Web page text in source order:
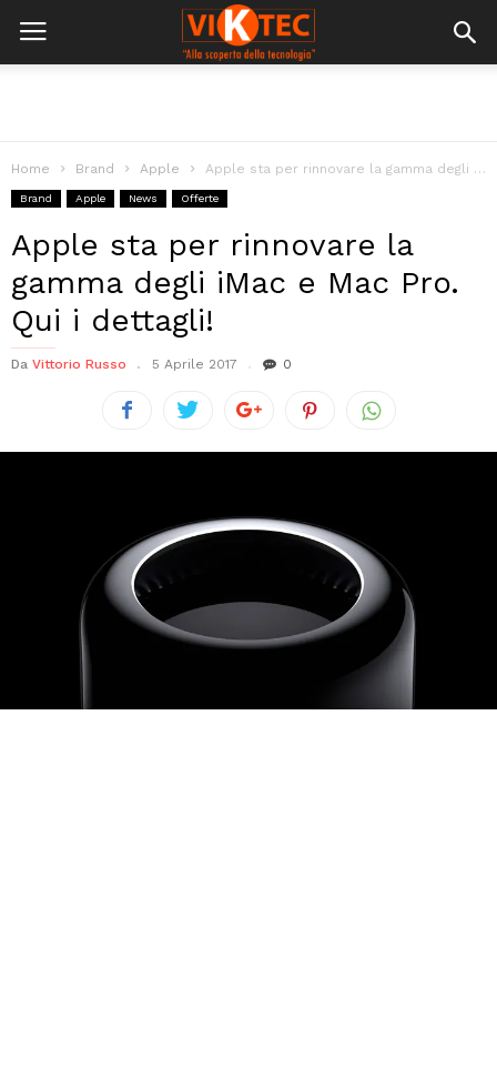
Home Brand Apple Apple sta per rinnovare la gamma degli iMac e Mac Pro. Qui...
Brand Apple News Offerte
Apple sta per rinnovare la
gamma degli iMac e Mac Pro.
Qui i dettagli!
Da Vittorio Russo 5 Aprile 2017 0